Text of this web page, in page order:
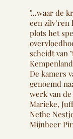
"...waar de
een zilv’ren
plots het
scheidt van
De kamers
genoemd
werk van
Marieke,
Nethe
Mijnheer